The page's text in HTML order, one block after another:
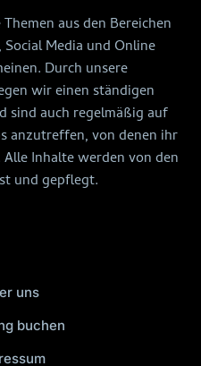
aus den Bereichen
Media und Online
Durch unsere
wir einen ständigen
sind auch regelmäßig auf
anzutreffen, von denen ihr
Inhalte werden von den
und gepflegt.
uns
buchen